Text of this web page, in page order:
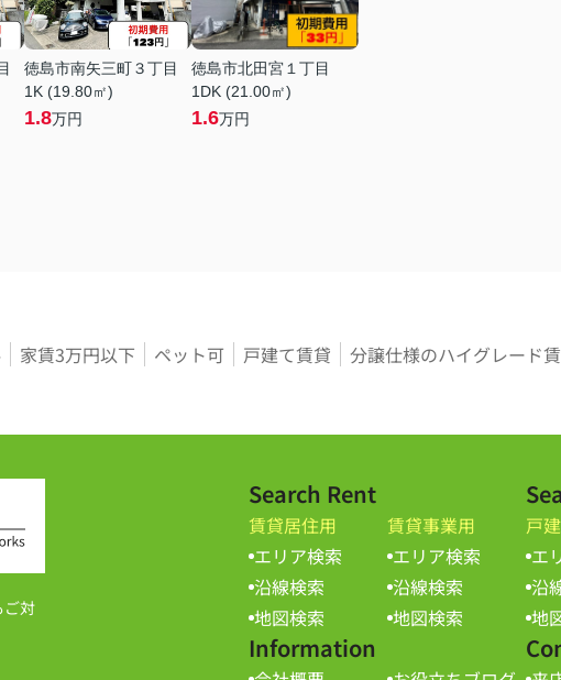
徳島市南矢三町３丁目
1K (19.80㎡)
1.8万円
徳島市北田宮１丁目
1DK (21.00㎡)
1.6万円
家賃3万円以下 ペット可 戸建て賃貸 分譲仕様のハイグレード
対
Search Rent
賃貸居住用
エリア検索
沿線検索
地図検索
賃貸事業用
エリア検索
沿線検索
地図検索
戸
エ
沿
地
Information